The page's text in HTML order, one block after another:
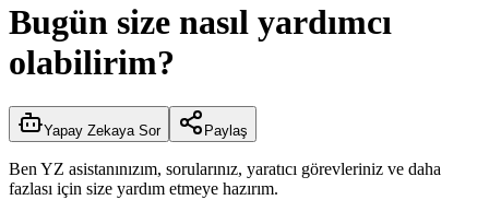
Bugün size nasıl yardımcı
olabilirim?
Yapay Zekaya Sor Paylaş
Ben YZ asistanınızım, sorularınız, yaratıcı görevleriniz ve daha
fazlası için size yardım etmeye hazırım.